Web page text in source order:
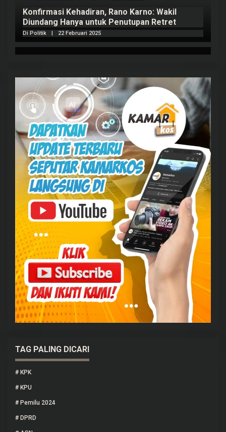
Konfirmasi Kehadiran, Rano Karno: Wakil
Diundang Hanya untuk Penutupan Retret
Di Politik 22 Februari 2025
TAG PALING DICARI
# KPK
# KPU
# Pemilu 2024
# DPRD